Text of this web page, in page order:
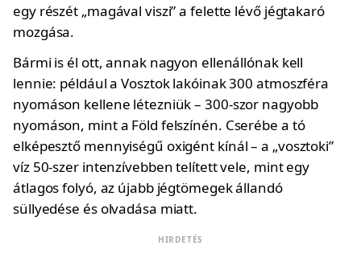
egy részét „magával viszi” a felette lévő jégtakaró
mozgása.
Bármi is él ott, annak nagyon ellenállónak kell
lennie: például a Vosztok lakóinak 300 atmoszféra
nyomáson kellene létezniük – 300-szor nagyobb
nyomáson, mint a Föld felszínén. Cserébe a tó
elképesztő mennyiségű oxigént kínál – a „vosztoki”
víz 50-szer intenzívebben telített vele, mint egy
átlagos folyó, az újabb jégtömegek állandó
süllyedése és olvadása miatt.
HIRDETÉS